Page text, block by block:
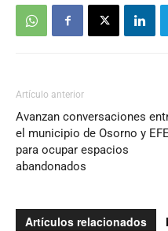
Artículo anterior
Avanzan conversaciones
el municipio de Osorno y EFE
para ocupar espacios
abandonados
Artículos relacionados